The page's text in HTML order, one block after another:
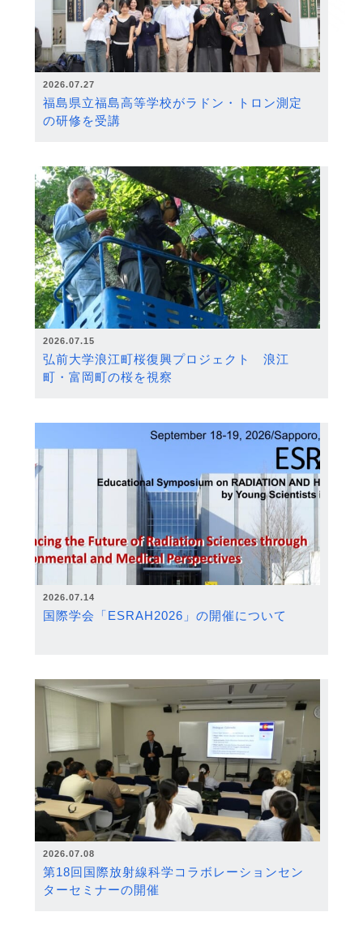
2026.07.27
福島県立福島高等学校がラドン・トロン測定
の研修を受講
2026.07.15
弘前大学浪江町桜復興プロジェクト 浪江
町・富岡町の桜を視察
2026.07.14
国際学会「ESRAH2026」の開催について
2026.07.08
第18回国際放射線科学コラボレーションセン
ターセミナーの開催